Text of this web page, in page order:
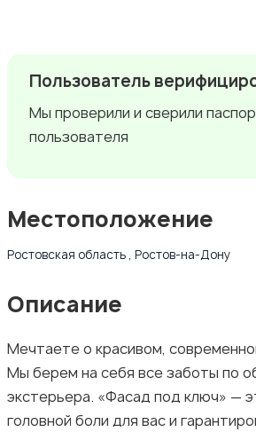
Пользователь
Мы проверили и сверили
пользователя
Местоположение
Ростовская область , Ростов-на-Дону
Описание
Мечтаете о красивом,
Мы берем на себя все заботы по
экстерьера. «Фасад под ключ» —
головной боли для вас и